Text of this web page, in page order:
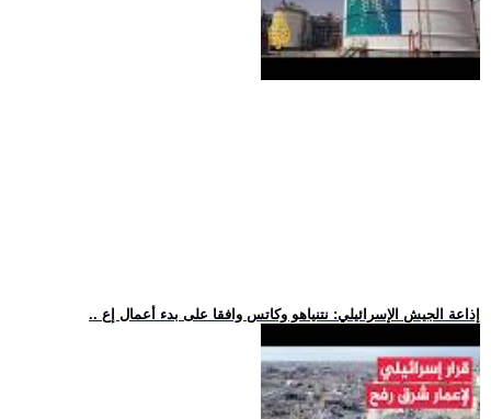
.. إذاعة الجيش الإسرائيلي: نتنياهو وكاتس وافقا على بدء أعمال إع